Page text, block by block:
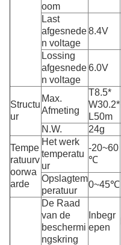
oom
Last
afgesnede
n voltage
8.4V
Lossing
afgesnede
n voltage
6.0V
Structu
ur
Max.
Afmeting
T8.5*
W30.2*
L50m
N.W.
24g
Tempe
ratuurv
oorwa
arde
Het werk
temperatu
ur
-20~60
℃
Opslagtem
peratuur
0~45℃
De Raad
van de
beschermi
ngskring
Inbegr
epen